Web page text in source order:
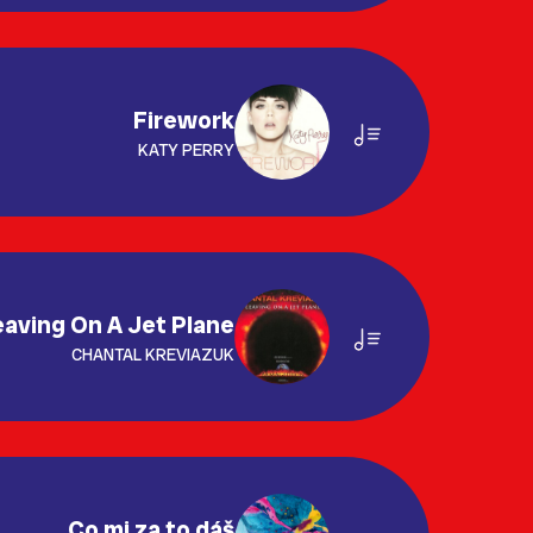
Firework
KATY PERRY
On A Jet Plane
CHANTAL KREVIAZUK